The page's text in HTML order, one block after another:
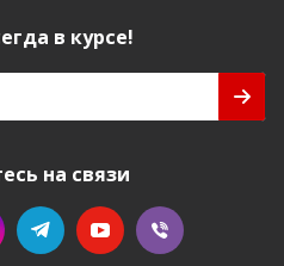
в курсе!
на связи